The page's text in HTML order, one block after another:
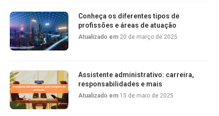
Conheça os diferentes tipos de
profissões e áreas de atuação
Atualizado em 20 de março de 2025
Assistente administrativo: carreira,
responsabilidades e mais
Atualizado em 15 de maio de 2025